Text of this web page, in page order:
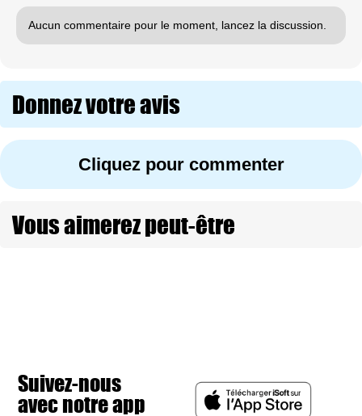
Aucun commentaire pour le moment, lancez la discussion.
Donnez votre avis
Cliquez pour commenter
Vous aimerez peut-être
Suivez-nous
avec notre app